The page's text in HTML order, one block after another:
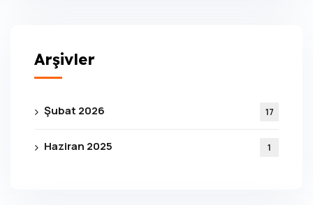
Arşivler
Şubat 2026 17
Haziran 2025 1